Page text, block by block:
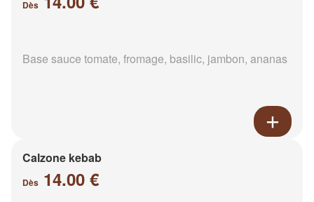
Dès
Base sauce tomate, fromage, basilic, jambon, ananas
Calzone kebab
Dès 14.00 €